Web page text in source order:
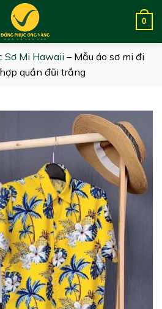
0
Sơ Mi Hawaii – Mẫu áo sơ mi đi
quần đũi trắng